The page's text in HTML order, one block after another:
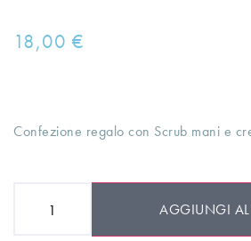
18,00 €
Confezione regalo con Scrub mani e
AGGIUNGI AL